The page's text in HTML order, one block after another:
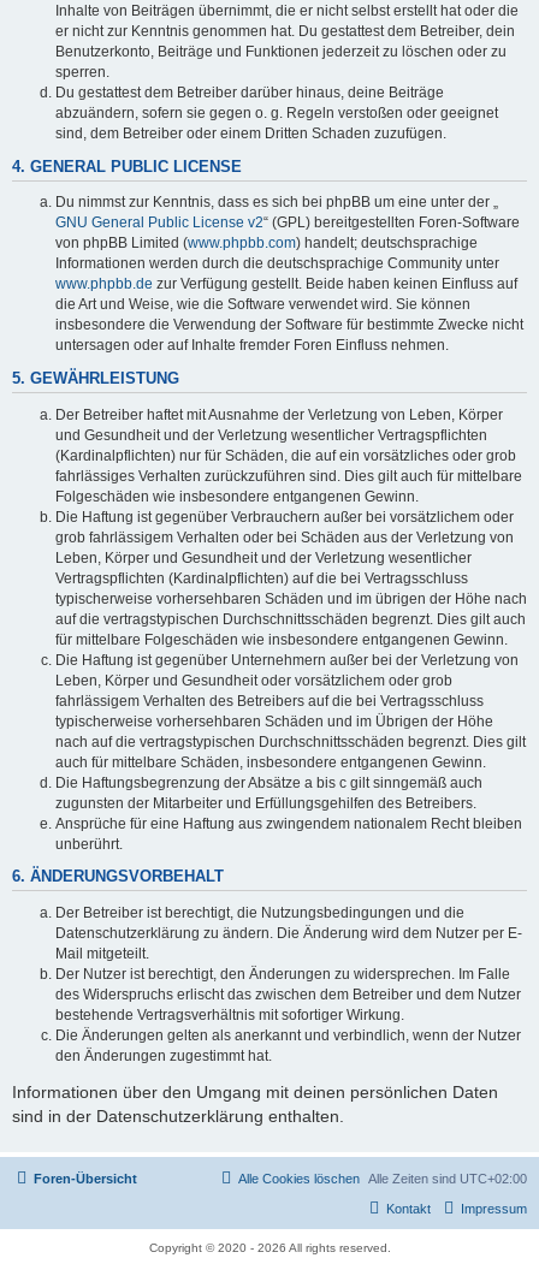
Inhalte von Beiträgen übernimmt, die er nicht selbst erstellt hat oder die
er nicht zur Kenntnis genommen hat. Du gestattest dem Betreiber, dein
Benutzerkonto, Beiträge und Funktionen jederzeit zu löschen oder zu
sperren.
Du gestattest dem Betreiber darüber hinaus, deine Beiträge
abzuändern, sofern sie gegen o. g. Regeln verstoßen oder geeignet
sind, dem Betreiber oder einem Dritten Schaden zuzufügen.
4. GENERAL PUBLIC LICENSE
Du nimmst zur Kenntnis, dass es sich bei phpBB um eine unter der „
GNU General Public License v2“ (GPL) bereitgestellten Foren-Software
von phpBB Limited (www.phpbb.com) handelt; deutschsprachige
Informationen werden durch die deutschsprachige Community unter
www.phpbb.de zur Verfügung gestellt. Beide haben keinen Einfluss auf
die Art und Weise, wie die Software verwendet wird. Sie können
insbesondere die Verwendung der Software für bestimmte Zwecke nicht
untersagen oder auf Inhalte fremder Foren Einfluss nehmen.
5. GEWÄHRLEISTUNG
Der Betreiber haftet mit Ausnahme der Verletzung von Leben, Körper
und Gesundheit und der Verletzung wesentlicher Vertragspflichten
(Kardinalpflichten) nur für Schäden, die auf ein vorsätzliches oder grob
fahrlässiges Verhalten zurückzuführen sind. Dies gilt auch für mittelbare
Folgeschäden wie insbesondere entgangenen Gewinn.
Die Haftung ist gegenüber Verbrauchern außer bei vorsätzlichem oder
grob fahrlässigem Verhalten oder bei Schäden aus der Verletzung von
Leben, Körper und Gesundheit und der Verletzung wesentlicher
Vertragspflichten (Kardinalpflichten) auf die bei Vertragsschluss
typischerweise vorhersehbaren Schäden und im übrigen der Höhe nach
auf die vertragstypischen Durchschnittsschäden begrenzt. Dies gilt auch
für mittelbare Folgeschäden wie insbesondere entgangenen Gewinn.
Die Haftung ist gegenüber Unternehmern außer bei der Verletzung von
Leben, Körper und Gesundheit oder vorsätzlichem oder grob
fahrlässigem Verhalten des Betreibers auf die bei Vertragsschluss
typischerweise vorhersehbaren Schäden und im Übrigen der Höhe
nach auf die vertragstypischen Durchschnittsschäden begrenzt. Dies gilt
auch für mittelbare Schäden, insbesondere entgangenen Gewinn.
Die Haftungsbegrenzung der Absätze a bis c gilt sinngemäß auch
zugunsten der Mitarbeiter und Erfüllungsgehilfen des Betreibers.
Ansprüche für eine Haftung aus zwingendem nationalem Recht bleiben
unberührt.
6. ÄNDERUNGSVORBEHALT
Der Betreiber ist berechtigt, die Nutzungsbedingungen und die
Datenschutzerklärung zu ändern. Die Änderung wird dem Nutzer per E-
Mail mitgeteilt.
Der Nutzer ist berechtigt, den Änderungen zu widersprechen. Im Falle
des Widerspruchs erlischt das zwischen dem Betreiber und dem Nutzer
bestehende Vertragsverhältnis mit sofortiger Wirkung.
Die Änderungen gelten als anerkannt und verbindlich, wenn der Nutzer
den Änderungen zugestimmt hat.
Informationen über den Umgang mit deinen persönlichen Daten
sind in der Datenschutzerklärung enthalten.
Foren-Übersicht Alle Zeiten sind UTC+02:00
Alle Cookies löschen
Impressum
Kontakt
Copyright © 2020 - 2026 All rights reserved.